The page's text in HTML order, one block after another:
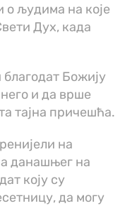
о људима на које
Дух, када
Божију
и да врше
тајна причешћа.
на
данашњег на
коју су
да могу